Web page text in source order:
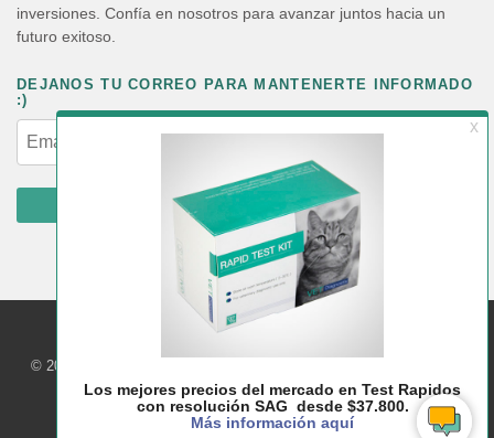
inversiones. Confía en nosotros para avanzar juntos hacia un
futuro exitoso.
DEJANOS TU CORREO PARA MANTENERTE INFORMADO
:)
ENVIAR
© 2017 – 2026 All rights reserved | Todos los derechos reservados -
Easy vet Club - apoyando la medicina veterinaria en Chile